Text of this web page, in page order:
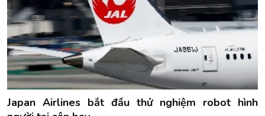
Japan Airlines bắt đầu thử nghiệm robot hình